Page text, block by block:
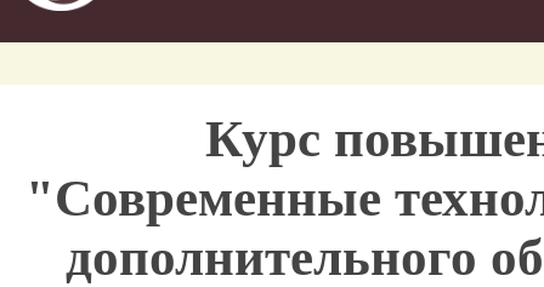
Курс
"Современные
дополнительного